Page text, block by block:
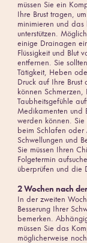
müssen Sie ein
Ihre Brust tragen,
minimieren und
unterstützen.
einige Drainagen
Flüssigkeit und Blut
entfernen. Sie
Tätigkeit, Heben
Druck auf Ihre Brust
können Schmerzen,
Taubheitsgefühle
Medikamenten und
werden können. Sie
beim Schlafen oder
Schwellungen und
Sie müssen Ihren
Folgetermin
überprüfen und die
2 Wochen nach
In der zweiten
Besserung Ihrer
bemerken.
müssen Sie das
möglicherweise